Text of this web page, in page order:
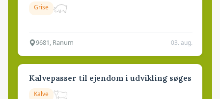
Grise
9681, Ranum 03. aug.
Kalvepasser til ejendom i udvikling søges
Kalve